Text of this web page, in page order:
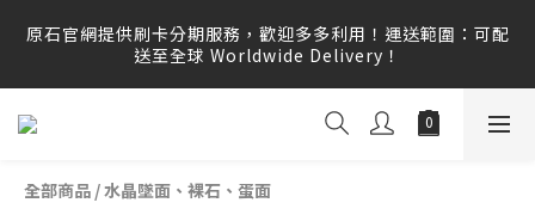
原石官網提供刷卡分期服務，歡迎多多利用！運送範圍：可配
送至全球 Worldwide Delivery！
原石官網提供刷卡分期服務，歡迎多多利用！運送範圍：可配
送至全球 Worldwide Delivery！
原石官網不會主動寄信要求顧客提供任何訂單資訊、補運費差
額或付款，請勿點選任何不明連結，若有任何疑慮可撥打165
全部商品 /水晶墜面、裸石、蛋面